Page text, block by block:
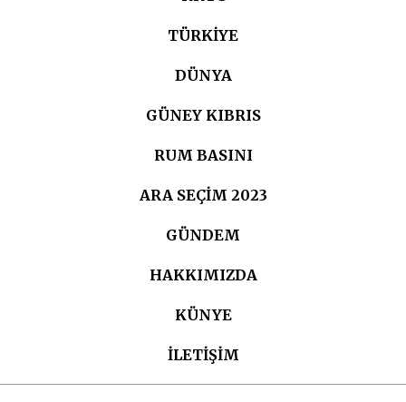
TÜRKIYE
DÜNYA
GÜNEY KIBRIS
RUM BASINI
ARA SEÇIM 2023
GÜNDEM
HAKKIMIZDA
KÜNYE
İLETİŞİM